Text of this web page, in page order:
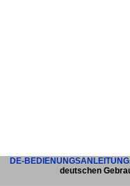
DE-
deutschen